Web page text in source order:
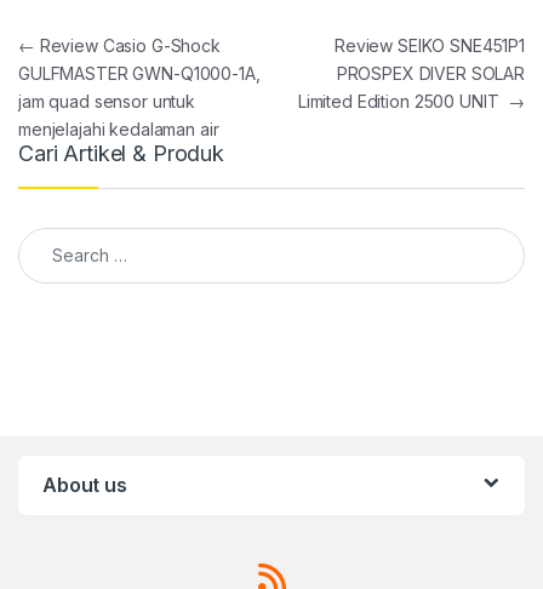
Post navigation
← Review Casio G-Shock
GULFMASTER GWN-Q1000-1A,
jam quad sensor untuk
menjelajahi kedalaman air
Review SEIKO SNE451P1
PROSPEX DIVER SOLAR
Limited Edition 2500 UNIT →
Cari Artikel & Produk
Search for:
About us